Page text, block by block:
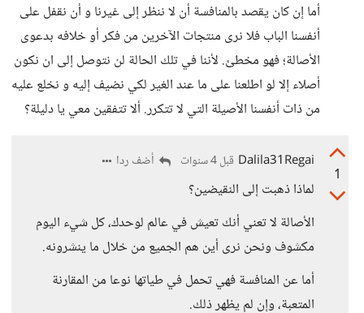
أما إن كان يقصد بالمنافسة أن لا ننظر إلى غيرنا و أن نقفل على
أنفسنا الباب فلا نرى منتجات الآخرين من فكر أو خلافه بدعوى
الأصالة؛ فهو مخطئ. لأننا في تلك الحالة لن نتوصل إلى ان نكون
أصلاء إلا لو اطلعنا على ما عند الغير لكي نضيف إليه و نخلع عليه
من ذات أنفسنا الأصيلة التي لا تتكرر. ألا تتفقين معي يا دليلة؟
1
Dalila31Regai قبل 4 سنوات أضف ردا
لماذا ذهبت إلى النقيضين؟
الأصالة لا تعني أنك تعيش في عالم لوحدك، كل شيء اليوم
مكشوف ونحن نرى أين هم الجميع من خلال ما ينشرونه.
أما عن المنافسة فهي تحمل في طياتها نوعا من المقارنة
المتعبة، وإن لم يظهر ذلك.